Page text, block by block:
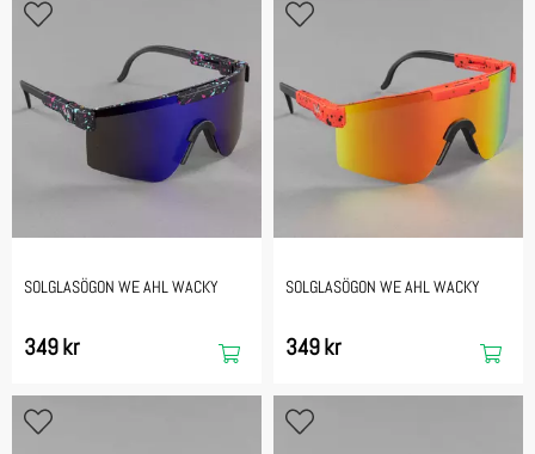
SOLGLASÖGON WE AHL WACKY
349 kr
SOLGLASÖGON WE AHL WACKY
349 kr